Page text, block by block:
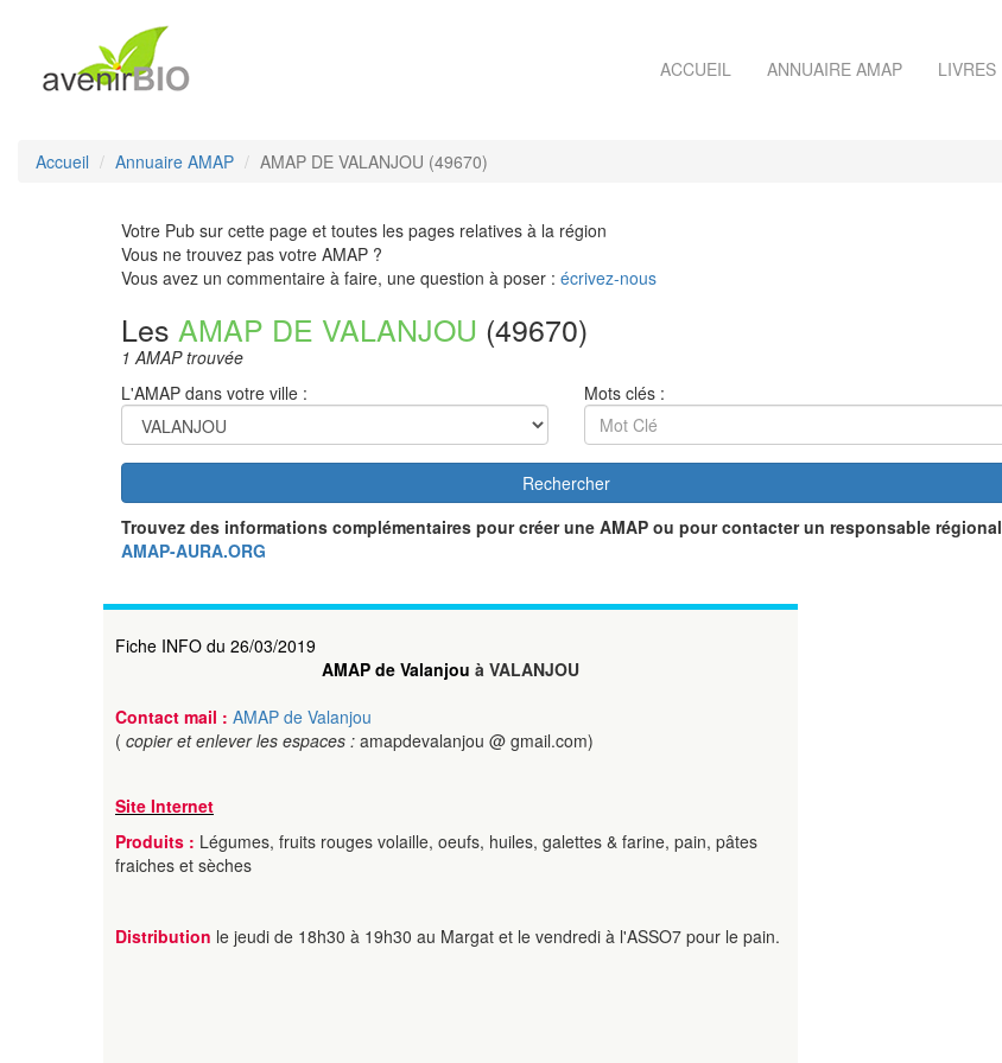
ACCUEIL ANNUAIRE AMAP LIVRES
Accueil Annuaire AMAP AMAP DE VALANJOU (49670)
Votre Pub sur cette page et toutes les pages relatives à la région
Vous ne trouvez pas votre AMAP ?
Vous avez un commentaire à faire, une question à poser : écrivez-nous
Les AMAP DE VALANJOU (49670)
1 AMAP trouvée
L'AMAP dans votre ville :
Mots clés :
Rechercher
Trouvez des informations complémentaires pour créer une AMAP ou pour contacter un responsable régional
AMAP-AURA.ORG
Fiche INFO du 26/03/2019
AMAP de Valanjou à VALANJOU
Contact mail : AMAP de Valanjou
( copier et enlever les espaces : amapdevalanjou @ gmail.com)
Site Internet
Produits : Légumes, fruits rouges volaille, oeufs, huiles, galettes & farine, pain, pâtes
fraiches et sèches
Distribution le jeudi de 18h30 à 19h30 au Margat et le vendredi à l'ASSO7 pour le pain.